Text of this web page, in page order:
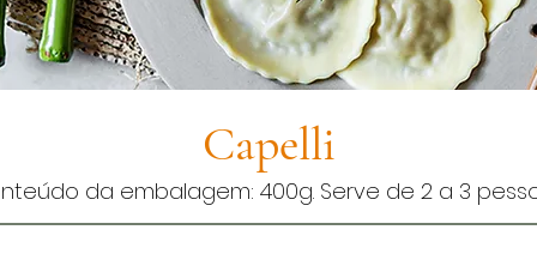
Capelli
da embalagem: 400g. Serve de 2 a 3